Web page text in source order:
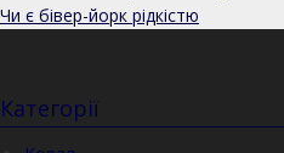
Чи є бівер-йорк рідкістю
Категорії